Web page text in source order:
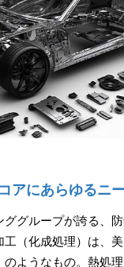
アにあらゆるニ
ググループが誇る、
（化成処理）は、
ようなもの。熱処